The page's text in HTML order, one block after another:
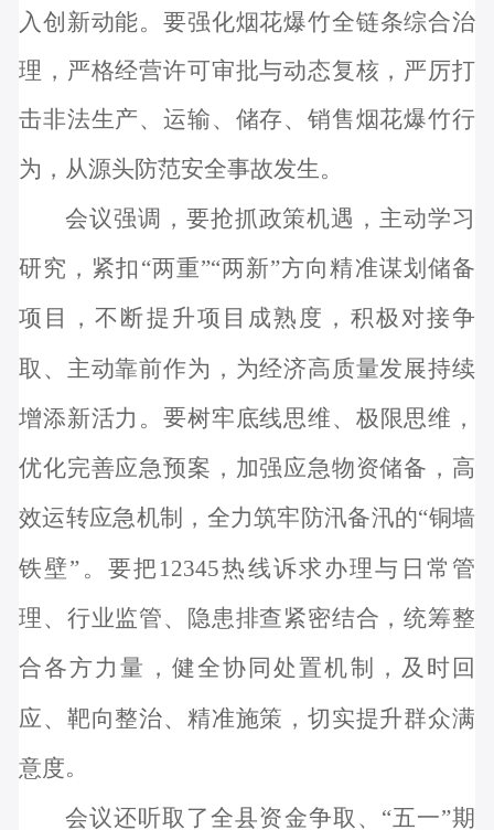
入创新动能。要强化烟花爆竹全链条综合治
理，严格经营许可审批与动态复核，严厉打
击非法生产、运输、储存、销售烟花爆竹行
为，从源头防范安全事故发生。
会议强调，要抢抓政策机遇，主动学习
研究，紧扣 “两重”“两新”方向精准谋划储备
项目，不断提升项目成熟度，积极对接争
取、主动靠前作为，为经济高质量发展持续
增添新活力。要树牢底线思维、极限思维，
优化完善应急预案，加强应急物资储备，高
效运转应急机制，全力筑牢防汛备汛的“铜墙
铁壁”。要把12345热线诉求办理与日常管
理、行业监管、隐患排查紧密结合，统筹整
合各方力量，健全协同处置机制，及时回
应、靶向整治、精准施策，切实提升群众满
意度。
会议还听取了全县资金争取、 “五一”期